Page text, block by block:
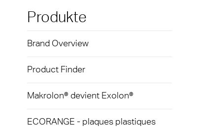
Produkte
Brand Overview
Product Finder
Makrolon® devient Exolon®
ECORANGE - plaques plastiques